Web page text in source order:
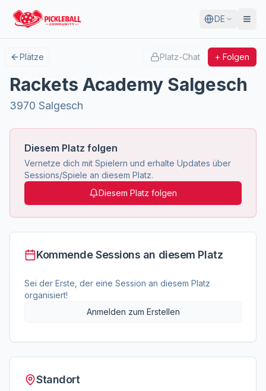
DE
Plätze Platz-Chat + Folgen
Rackets Academy Salgesch
3970 Salgesch
Diesem Platz folgen
Vernetze dich mit Spielern und erhalte Updates über
Sessions/Spiele an diesem Platz.
Diesem Platz folgen
Kommende Sessions an diesem Platz
Sei der Erste, der eine Session an diesem Platz
organisiert!
Anmelden zum Erstellen
Standort